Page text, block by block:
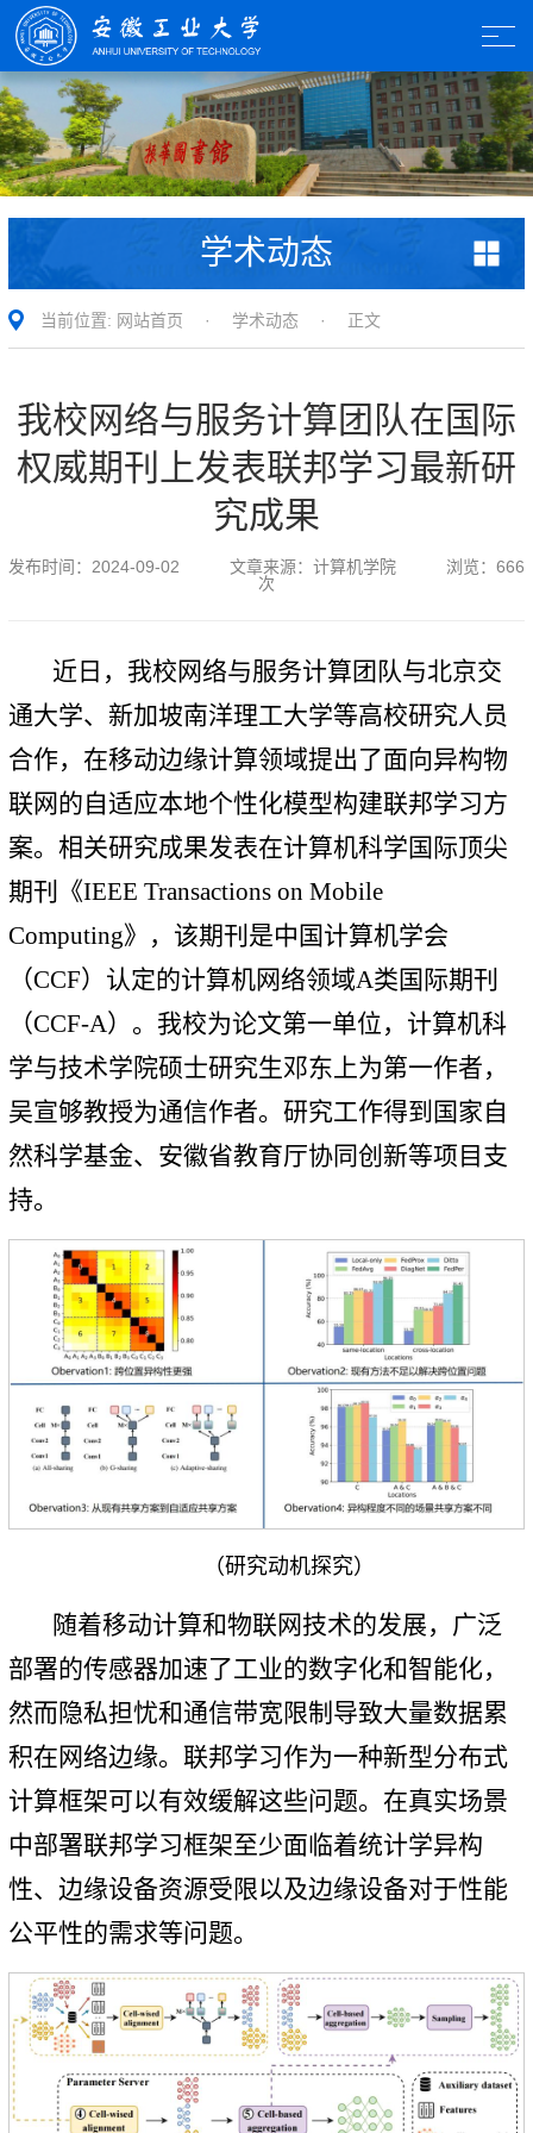
学术动态
当前位置: 网站首页 · 学术动态· 正文
我校网络与服务计算团队在国际
权威期刊上发表联邦学习最新研
究成果
发布时间： 2024-09-02 文章来源： 计算机学院浏览： 666
次
近日，我校网络与服务计算团队与北京交
通大学、新加坡南洋理工大学等高校研究人员
合作，在移动边缘计算领域提出了面向异构物
联网的自适应本地个性化模型构建联邦学习方
案。相关研究成果发表在计算机科学国际顶尖
期刊《IEEE Transactions on Mobile
Computing》，该期刊是中国计算机学会
（CCF）认定的计算机网络领域A类国际期刊
（CCF-A）。我校为论文第一单位，计算机科
学与技术学院硕士研究生邓东上为第一作者，
吴宣够教授为通信作者。研究工作得到国家自
然科学基金、安徽省教育厅协同创新等项目支
持。
（研究动机探究）
随着移动计算和物联网技术的发展，广泛
部署的传感器加速了工业的数字化和智能化，
然而隐私担忧和通信带宽限制导致大量数据累
积在网络边缘。联邦学习作为一种新型分布式
计算框架可以有效缓解这些问题。在真实场景
中部署联邦学习框架至少面临着统计学异构
性、边缘设备资源受限以及边缘设备对于性能
公平性的需求等问题。